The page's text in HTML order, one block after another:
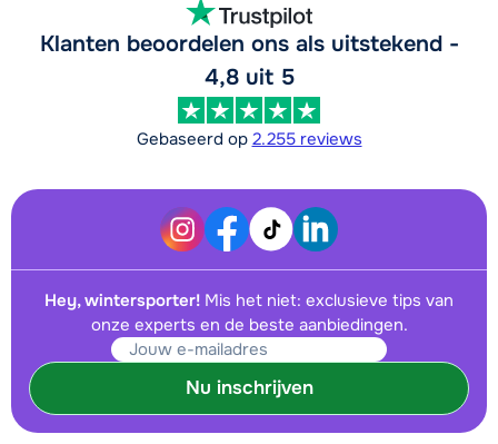
Klanten beoordelen ons als uitstekend -
4,8 uit 5
Gebaseerd op 2.255 reviews
Hey, wintersporter! Mis het niet: exclusieve tips van
onze experts en de beste aanbiedingen.
Nu inschrijven